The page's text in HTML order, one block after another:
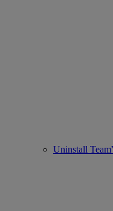
Uninstall